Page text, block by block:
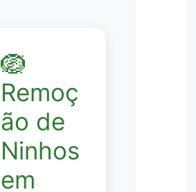
🪺
Remoç
ão de
Ninhos
em